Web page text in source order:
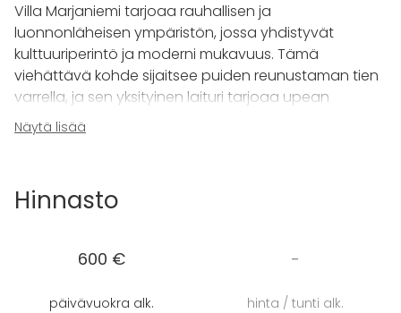
Villa Marjaniemi tarjoaa rauhallisen ja
luonnonläheisen ympäristön, jossa yhdistyvät
kulttuuriperintö ja moderni mukavuus. Tämä
viehättävä kohde sijaitsee puiden reunustaman tien
varrella, ja sen yksityinen laituri tarjoaa upean
järvinäkymän. Paikka on täydellinen rentoutumiseen
ja virkistäytymiseen, sillä sen tilavat ulkoalueet
tarjoavat autenttisen suomalaisen
Sisätiloissa valoisat asuintilat luovat kodikkaan
Näytä lisää
Hinnasto
600 €
päivävuokra alk.
-
hinta / tunti alk.